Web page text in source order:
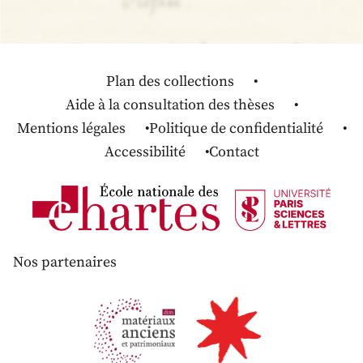
Plan des collections
Aide à la consultation des thèses
Mentions légales
Politique de confidentialité
Accessibilité
Contact
Nos partenaires